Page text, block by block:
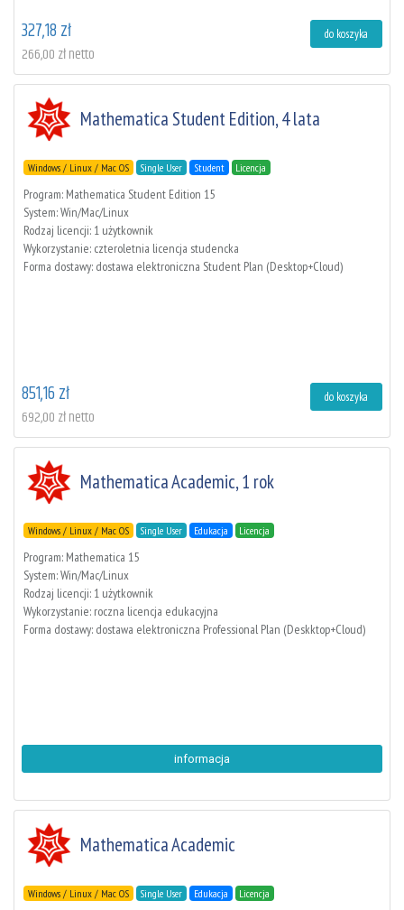
327,18 zł
266,00 zł netto
do koszyka
Mathematica Student Edition, 4 lata
Windows / Linux / Mac OS Single User Student Licencja
Program: Mathematica Student Edition 15
System: Win/Mac/Linux
Rodzaj licencji: 1 użytkownik
Wykorzystanie: czteroletnia licencja studencka
Forma dostawy: dostawa elektroniczna Student Plan (Desktop+Cloud)
851,16 zł
692,00 zł netto
do koszyka
Mathematica Academic, 1 rok
Windows / Linux / Mac OS Single User Edukacja Licencja
Program: Mathematica 15
System: Win/Mac/Linux
Rodzaj licencji: 1 użytkownik
Wykorzystanie: roczna licencja edukacyjna
Forma dostawy: dostawa elektroniczna Professional Plan (Deskktop+Cloud)
informacja
Mathematica Academic
Windows / Linux / Mac OS Single User Edukacja Licencja